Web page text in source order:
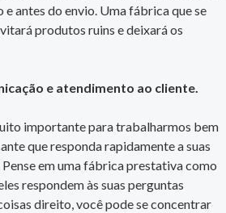
antes do envio. Uma fábrica que se
produtos ruins e deixará os
e atendimento ao cliente.
importante para trabalharmos bem
que responda rapidamente a suas
em uma fábrica prestativa como
respondem às suas perguntas
direito, você pode se concentrar